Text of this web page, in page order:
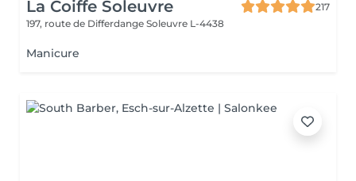
La Coiffe Soleuvre
217
197, route de Differdange Soleuvre L-4438
Manicure